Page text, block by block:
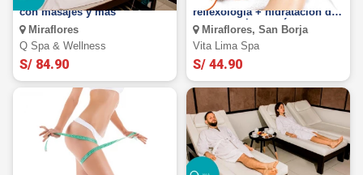
con masajes y más
Miraflores
Q Spa & Wellness
S/ 84.90
reflexología + hidratación de
manos y pies y más.
Miraflores, San Borja
Vita Lima Spa
S/ 44.90